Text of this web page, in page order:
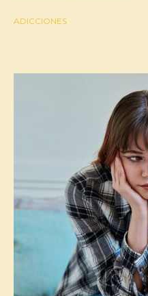
ADICCIONES